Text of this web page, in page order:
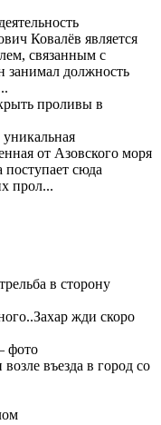
Ковалёв является
связанным с
занимал должность
проливы в
от Азовского моря
поступает сюда
прол...
в сторону
жди скоро
фото
въезда в город со